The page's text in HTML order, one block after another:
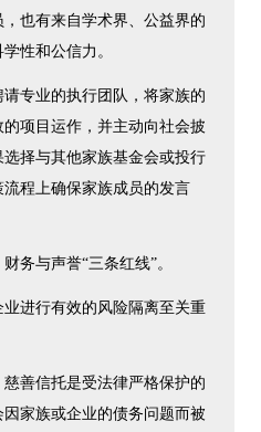
也有来自学术界、公益界的
性和公信力。
专业的执行团队，将家族的
项目运作，并主动向社会披
择与其他家族基金会或投行
程上确保家族成员的发言
务与声誉“三条红线”。
进行有效的风险隔离至关重
善信托是受法律严格保护的
家族或企业的债务问题而被